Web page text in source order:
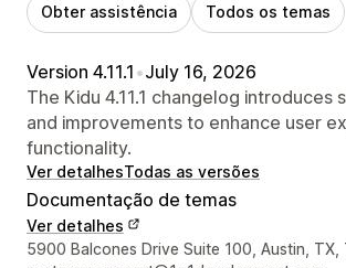
Obter assistência Todos os temas
Version 4.11.1 •July 16, 2026
The Kidu 4.11.1 changelog introduces
and improvements to enhance user
functionality.
Ver detalhesTodas as versões
Documentação de temas
Ver detalhes
Detalhes de contacto do designer
5900 Balcones Drive Suite 100, Austin, TX,